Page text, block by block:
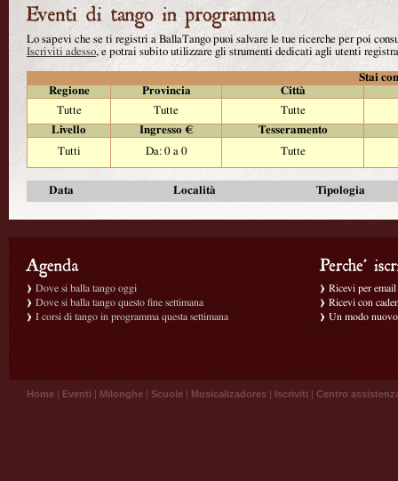
Lo sapevi che se ti registri a BallaTango puoi salvare le tue ricerche per poi
Iscriviti adesso, e potrai subito utilizzare gli strumenti dedicati agli utenti
Stai
Regione
Provincia
Città
Tutte
Tutte
Tutte
Livello
Ingresso €
Tesseramento
Tutti
Da: 0 a 0 Tutte
Data Località Tipologia
Dove si balla tango oggi
Dove si balla tango questo fine settimana
I corsi di tango in programma questa settimana
Ricevi per
Ricevi con
Un modo
Home | Eventi | Milonghe | Scuole | Musicalizadores | Iscriviti | Centro